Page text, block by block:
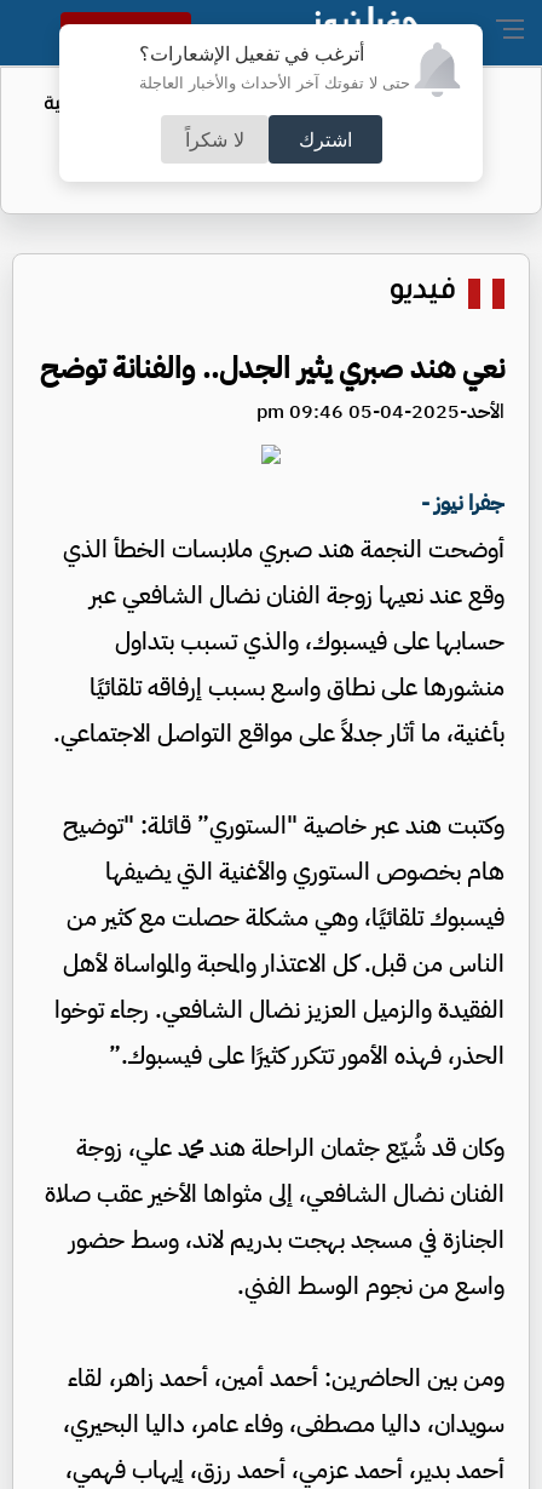
أترغب في تفعيل الإشعارات؟
حتى لا تفوتك آخر الأحداث والأخبار العاجلة
اشترك لا شكراً
النسخة الكاملة
أمر لتقييد حق اكتساب الجنسية الأميركية
بالولادة
فيديو
نعي هند صبري يثير الجدل.. والفنانة توضح
الأحد-2025-04-05 09:46 pm
جفرا نيوز -
أوضحت النجمة هند صبري ملابسات الخطأ الذي
وقع عند نعيها زوجة الفنان نضال الشافعي عبر
حسابها على فيسبوك، والذي تسبب بتداول
منشورها على نطاق واسع بسبب إرفاقه تلقائيًا
بأغنية، ما أثار جدلاً على مواقع التواصل الاجتماعي.
وكتبت هند عبر خاصية "الستوري” قائلة: "توضيح
هام بخصوص الستوري والأغنية التي يضيفها
فيسبوك تلقائيًا، وهي مشكلة حصلت مع كثير من
الناس من قبل. كل الاعتذار والمحبة والمواساة لأهل
الفقيدة والزميل العزيز نضال الشافعي. رجاء توخوا
الحذر، فهذه الأمور تتكرر كثيرًا على فيسبوك.”
وكان قد شُيّع جثمان الراحلة هند محمد علي، زوجة
الفنان نضال الشافعي، إلى مثواها الأخير عقب صلاة
الجنازة في مسجد بهجت بدريم لاند، وسط حضور
واسع من نجوم الوسط الفني.
ومن بين الحاضرين: أحمد أمين، أحمد زاهر، لقاء
سويدان، داليا مصطفى، وفاء عامر، داليا البحيري،
أحمد بدير، أحمد عزمي، أحمد رزق، إيهاب فهمي،